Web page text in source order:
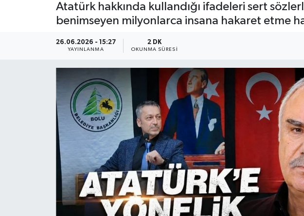
Atatürk hakkında kullandığı ifadeleri sert
benimseyen milyonlarca insana hakaret etme
26.06.2026 - 15:27
YAYINLANMA
2 DK
OKUNMA SÜRESI
Süper Lig Puan Durumu ve Fikstür